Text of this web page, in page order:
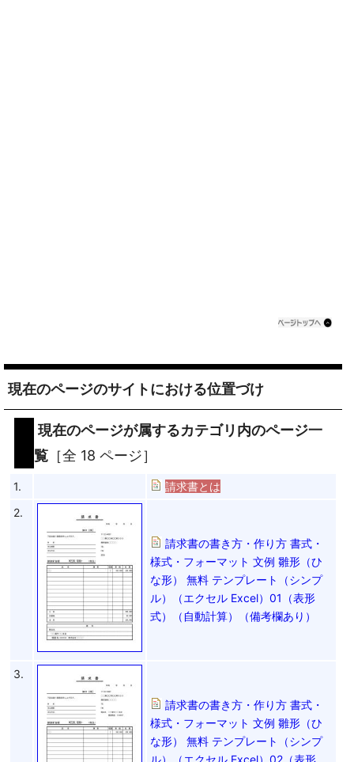
現在のページのサイトにおける位置づけ
現在のページが属するカテゴリ内のページ一
覧 ［全 18 ページ］
1.
請求書とは
2.
請求書の書き方・作り方 書式・
様式・フォーマット 文例 雛形（ひ
な形） 無料 テンプレート（シンプ
ル）（エクセル Excel）01（表形
式）（自動計算）（備考欄あり）
3.
請求書の書き方・作り方 書式・
様式・フォーマット 文例 雛形（ひ
な形） 無料 テンプレート（シンプ